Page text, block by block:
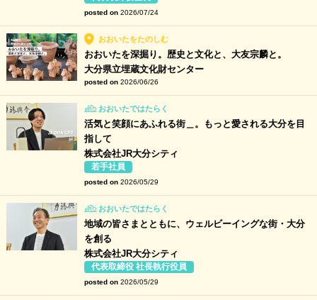
posted on 2026/07/24
おおいたをたのしむ
おおいたを深掘り。歴史と文化と、大友宗麟と。
大分県立埋蔵文化財センター
posted on 2026/06/26
おおいたではたらく
活気と笑顔にあふれる街＿。もっと愛される大分を目
指して
株式会社JR大分シティ
若手社員
posted on 2026/05/29
おおいたではたらく
地域の皆さまとともに、ウェルビーイングな街・大分
を創る
株式会社JR大分シティ
代表取締役 社長執行役員
posted on 2026/05/29